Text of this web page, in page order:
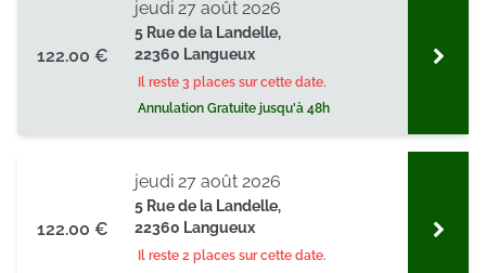
122.00 €
5 Rue de la Landelle,
22360 Langueux
Il reste 3 places sur cette date.
Annulation Gratuite jusqu'à 48h
jeudi 27 août 2026
122.00 €
5 Rue de la Landelle,
22360 Langueux
Il reste 2 places sur cette date.
jeudi 27 août 2026